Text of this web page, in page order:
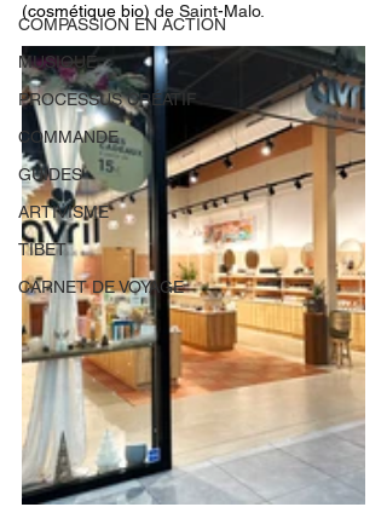
COMPASSION EN ACTION
MUSIQUE
PROCESSUS CRÉATIF
COMMANDE
GUIDES
ARTIVISME
TIBET
CARNET DE VOYAGE
(cosmétique bio) de Saint-Malo.